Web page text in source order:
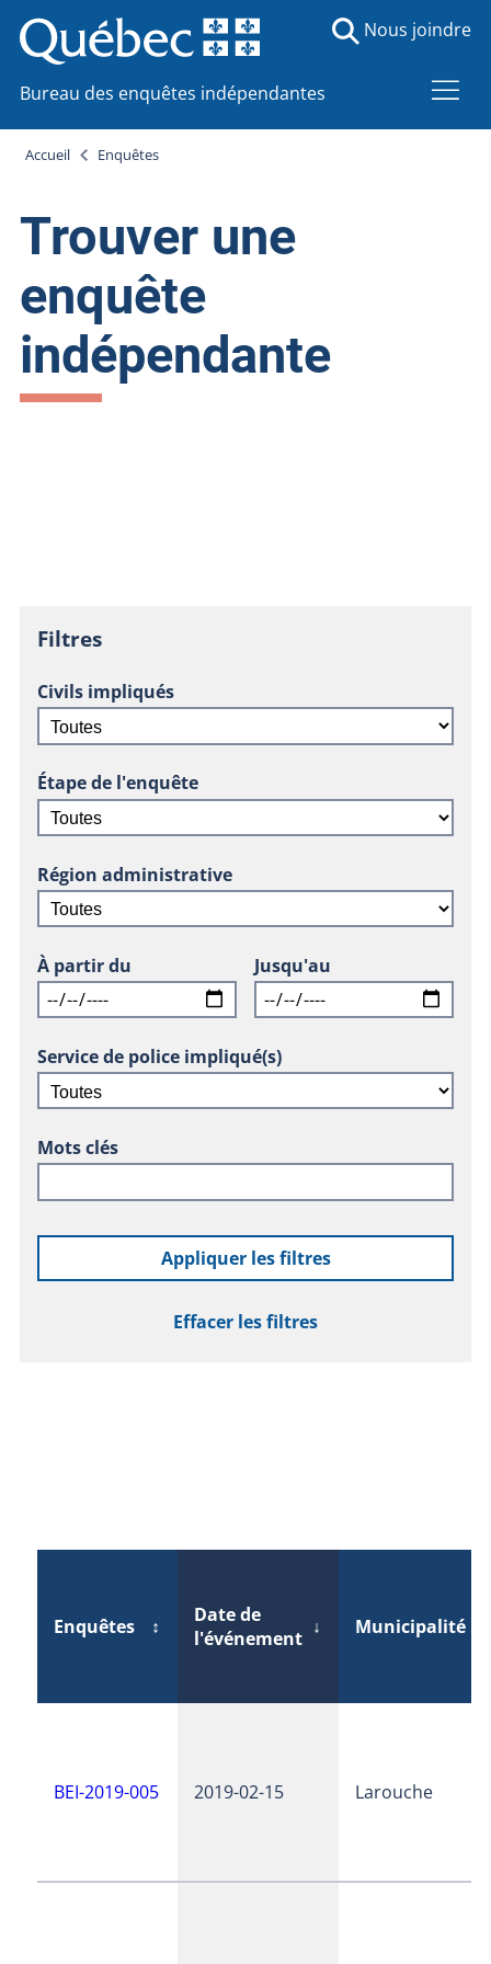
Bureau des enquêtes indépendantes
Nous joindre
Accueil Enquêtes
Trouver une
enquête
indépendante
Filtres
Civils impliqués
Étape de l'enquête
Région administrative
À partir du Jusqu'au
Service de police impliqué(s)
Mots clés
Appliquer les filtres
Effacer les filtres
Enquêtes ↕
Date de
l'événement ↓ Municipalité
BEI-2019-005 2019-02-15 Larouche